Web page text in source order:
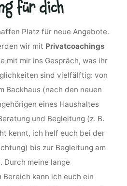
für dich
Platz für neue Angebote.
wir mit Privatcoachings
mit mir ins Gespräch, was ihr
sind vielfälftig: von
Backhaus (nach den neuen
eines Haushaltes
und Begleitung (z. B.
kennt, ich helf euch bei der
bis zur Begleitung am
Durch meine lange
kann ich euch ein